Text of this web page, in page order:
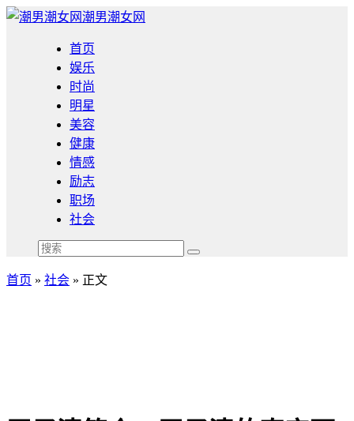
潮男潮女网
首页
娱乐
时尚
明星
美容
健康
情感
励志
职场
社会
首页 » 社会 » 正文